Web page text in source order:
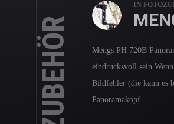
IN
Mengs PH 720B
eindrucksvoll
Bildfehler (die kann es
Panoramakopf...